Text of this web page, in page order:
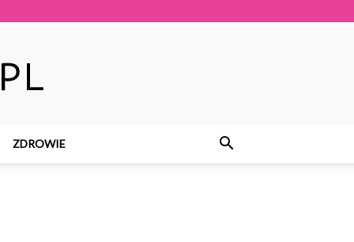
ZDROWIE